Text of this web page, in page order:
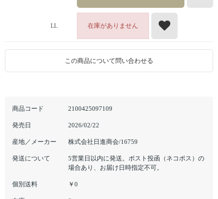
商品コード 2100425097109
発売日 2026/02/22
産地／メーカー 株式会社日進商会/16759
発送について
5営業日以内に発送。ポスト投函（ネコポス）の
場合あり、お届け日時指定不可。
個別送料 ￥0
LL 在庫がありません
この商品について問い合わせる